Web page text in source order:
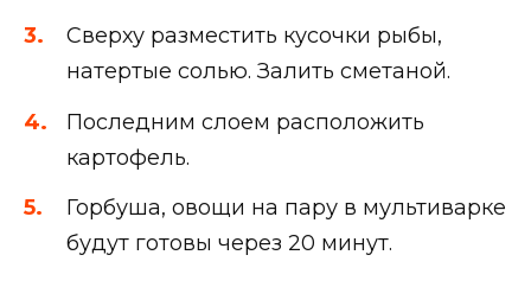
Сверху разместить кусочки рыбы,
натертые солью. Залить сметаной.
Последним слоем расположить
картофель.
Горбуша, овощи на пару в мультиварке
будут готовы через 20 минут.